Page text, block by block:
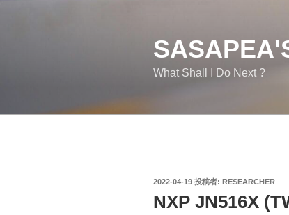
What Shall I Do Next ?
投
日:
2022-04-19 投稿者: RESEARCHER
NXP JN516X